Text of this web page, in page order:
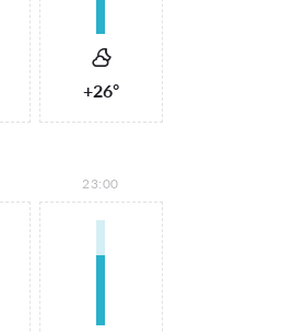
+26°
23:00